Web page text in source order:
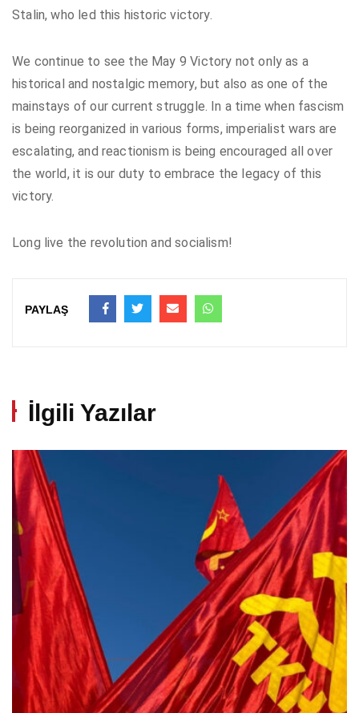
Stalin, who led this historic victory.
We continue to see the May 9 Victory not only as a
historical and nostalgic memory, but also as one of the
mainstays of our current struggle. In a time when fascism
is being reorganized in various forms, imperialist wars are
escalating, and reactionism is being encouraged all over
the world, it is our duty to embrace the legacy of this
victory.
Long live the revolution and socialism!
PAYLAŞ
İlgili Yazılar